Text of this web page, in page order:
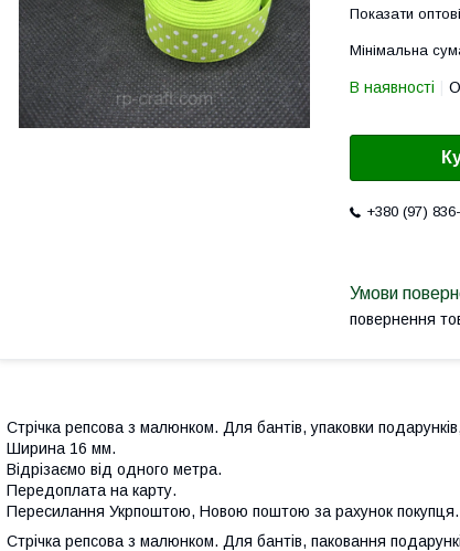
Показати
Мінімальна
В наявності
+380 (97)
повернення
Стрічка репсова з малюнком. Для бантів, упаковки
Ширина 16 мм.
Відрізаємо від одного метра.
Передоплата на карту.
Пересилання Укрпоштою, Новою поштою за рахунок покупця.
Стрічка репсова з малюнком. Для бантів, паковання